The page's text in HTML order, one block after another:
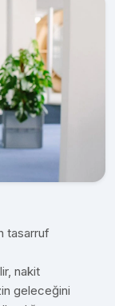
tasarruf
nakit
geleceğini